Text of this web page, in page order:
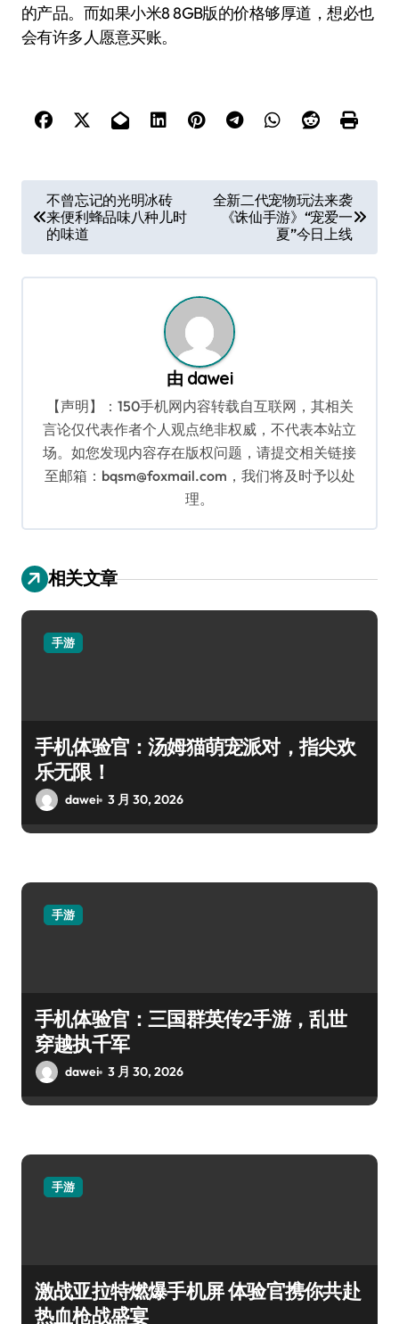
的产品。而如果小米8 8GB版的价格够厚道，想必也
会有许多人愿意买账。
章
导
航
不曾忘记的光明冰砖
来便利蜂品味八种儿时
的味道
全新二代宠物玩法来袭
《诛仙手游》“宠爱一
夏”今日上线
由 dawei
【声明】：150手机网内容转载自互联网，其相关
言论仅代表作者个人观点绝非权威，不代表本站立
场。如您发现内容存在版权问题，请提交相关链接
至邮箱：bqsm@foxmail.com，我们将及时予以处
理。
相关文章
手游
手机体验官：汤姆猫萌宠派对，指尖欢
乐无限！
dawei 3 月 30, 2026
手游
手机体验官：三国群英传2手游，乱世
穿越执千军
dawei 3 月 30, 2026
手游
激战亚拉特燃爆手机屏 体验官携你共赴
热血枪战盛宴